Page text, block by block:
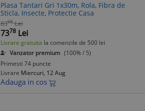
Plasa Tantari Gri 1x30m, Rola, Fibra de
Sticla, Insecte, Protectie Casa
8398 Lei
7378 Lei
Livrare gratuita la comenzile de 500 lei
Vanzator premium (100% / 5)
Primesti 74 puncte
Livrare Miercuri, 12 Aug
Adauga in cos